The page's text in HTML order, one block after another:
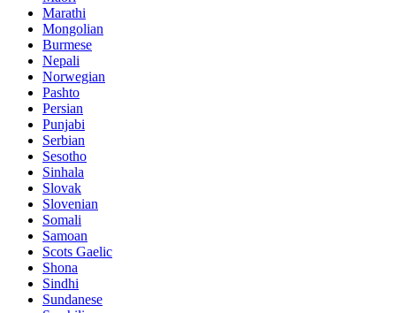
Marathi
Mongolian
Burmese
Nepali
Norwegian
Pashto
Persian
Punjabi
Serbian
Sesotho
Sinhala
Slovak
Slovenian
Somali
Samoan
Scots Gaelic
Shona
Sindhi
Sundanese